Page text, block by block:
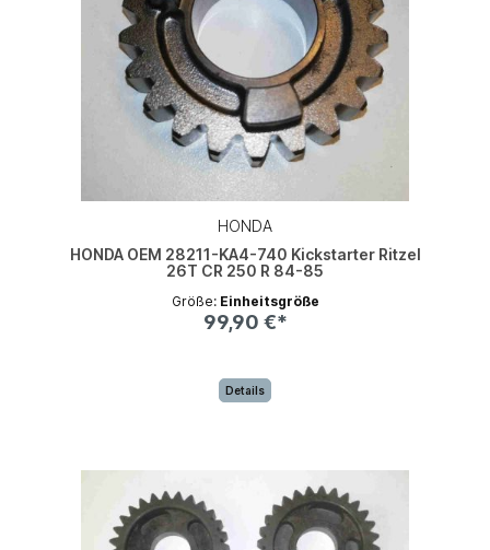
HONDA
HONDA OEM 28211-KA4-740 Kickstarter Ritzel
26T CR 250 R 84-85
Größe: Einheitsgröße
99,90 €*
Details